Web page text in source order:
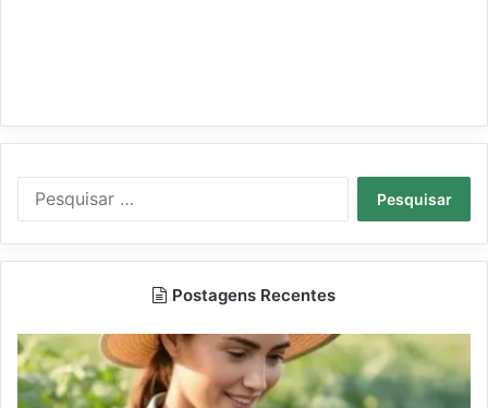
Postagens Recentes